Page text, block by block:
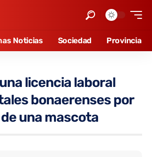
Noticias Sociedad Provincia
licencia laboral
bonaerenses por
una mascota